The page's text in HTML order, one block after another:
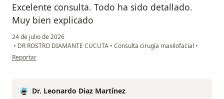
Excelente consulta. Todo ha sido detallado.
Muy bien explicado
24 de julio de 2026
• DR ROSTRO DIAMANTE CUCUTA • Consulta cirugía maxilofacial •
en opinión del usuario Jose Arias Lengua
Reportar
Dr. Leonardo Diaz Martínez